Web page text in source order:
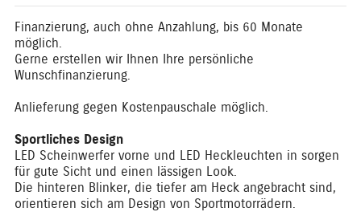
Finanzierung, auch ohne Anzahlung, bis 60 Monate
möglich.
Gerne erstellen wir Ihnen Ihre persönliche
Wunschfinanzierung.
Anlieferung gegen Kostenpauschale möglich.
Sportliches Design
LED Scheinwerfer vorne und LED Heckleuchten in sorgen
für gute Sicht und einen lässigen Look.
Die hinteren Blinker, die tiefer am Heck angebracht sind,
orientieren sich am Design von Sportmotorrädern.